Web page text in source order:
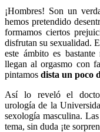
¡Hombres! Son un
hemos pretendido
formamos ciertos
disfrutan su sexualidad.
este ámbito es
llegan al orgasmo con
pintamos dista un poco
Así lo reveló el
urología de la
sexología masculina.
tema, sin duda ¡te